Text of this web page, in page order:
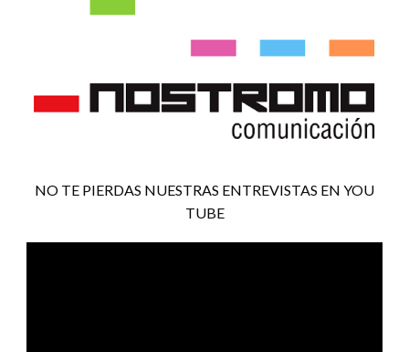
NO TE PIERDAS NUESTRAS ENTREVISTAS EN YOU
TUBE